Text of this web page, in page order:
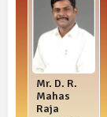
Mr. D. R.
Mahas
Raja